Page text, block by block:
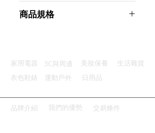
強力無痕貼：可乘重量達10KG
商品規格
主要材質：304不鏽鋼
商品尺寸：13.5*7.8*5.5cm
產地名稱：中國大陸
代理商：亞桓有限公司
家用電器 3C與周邊 美妝保養
生活雜貨
衣包鞋錶
運動戶外 日用品
品牌介紹 我們的優勢 交易條件